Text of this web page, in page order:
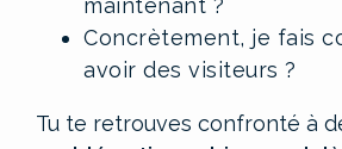
maintenant ?
Concrètement, je fais
avoir des visiteurs ?
Tu te retrouves confronté à